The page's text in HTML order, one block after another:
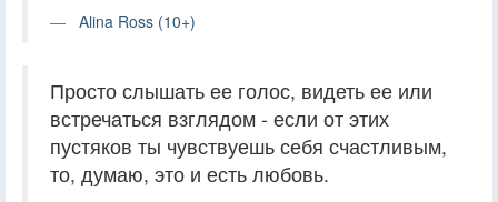
Alina Ross (10+)
Просто слышать ее голос, видеть ее или
встречаться взглядом - если от этих
пустяков ты чувствуешь себя счастливым,
то, думаю, это и есть любовь.